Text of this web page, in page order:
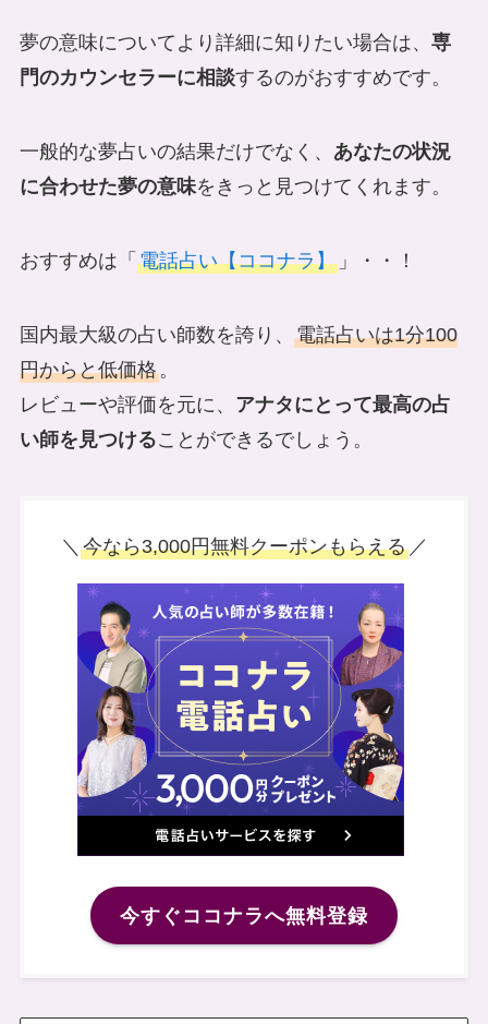
夢の意味についてより詳細に知りたい場合は、 専
門のカウンセラーに相談するのがおすすめです。
一般的な夢占いの結果だけでなく、 あなたの状況
に合わせた夢の意味をきっと見つけてくれます。
おすすめは「 電話占い【ココナラ】」・・！
国内最大級の占い師数を誇り、 電話占いは1分100
円からと低価格。
レビューや評価を元に、 アナタにとって最高の占
い師を見つけることができるでしょう。
＼ 今なら3,000円無料クーポンもらえる／
今すぐココナラへ無料登録